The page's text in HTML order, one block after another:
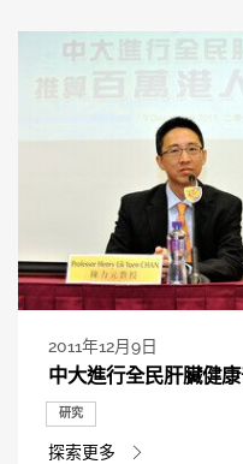
2011年12月9日
中大進行全民肝臟健
研究
探索更多